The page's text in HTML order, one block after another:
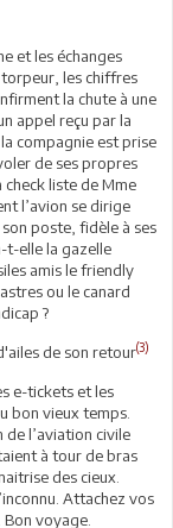
et les échanges
torpeur, les chiffres
la chute à une
appel reçu par la
compagnie est prise
de ses propres
check liste de Mme
l’avion se dirige
poste, fidèle à ses
t-elle la gazelle
amis le friendly
ou le canard
?
de son retour(3)
e-tickets et les
bon vieux temps.
de l’aviation civile
à tour de bras
des cieux.
Attachez vos
voyage.